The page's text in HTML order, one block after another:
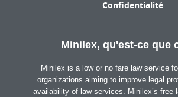
Confidentialité
Minilex, qu'est-ce que
Minilex is a low or no fare law service
organizations aiming to improve legal
availability of law services. Minilex’s free